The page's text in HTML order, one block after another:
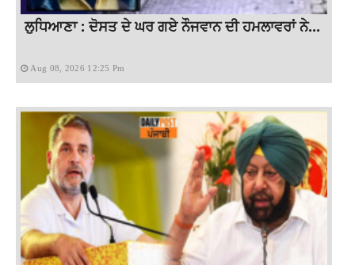
ਲੁਧਿਆਣਾ : ਦੋਸਤ ਦੇ ਘਰ ਗਏ ਨੌਜਵਾਨ ਦੀ ਹਮਲਾਵਰਾਂ ਨੇ...
Aug 08, 2026 12:25 Pm